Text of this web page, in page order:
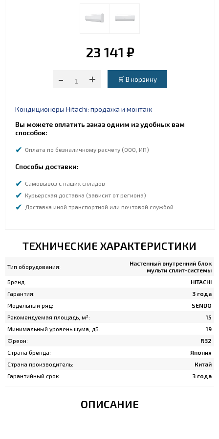
23 141 ₽
-
+
Кондиционеры Hitachi: продажа и монтаж
Вы можете оплатить заказ одним из удобных вам
способов:
Оплата по безналичному расчету (ООО, ИП)
Способы доставки:
Самовывоз с наших складов
Курьерская доставка (зависит от региона)
Доставка иной транспортной или почтовой службой
ТЕХНИЧЕСКИЕ ХАРАКТЕРИСТИКИ
Тип оборудования:
Настенный внутренний блок
мульти сплит-системы
Бренд:
HITACHI
Гарантия:
3 года
Модельный ряд:
SENDO
Рекомендуемая площадь, м²:
15
Минимальный уровень шума, дБ:
19
Фреон:
R32
Страна бренда:
Япония
Страна производитель:
Китай
Гарантийный срок:
3 года
ОПИСАНИЕ